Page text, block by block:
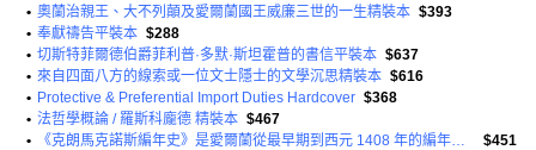
• 奧蘭治親王、大不列顛及愛爾蘭國王威廉三世的一生精裝本 $393
• 奉獻禱告平裝本 $288
• 切斯特菲爾德伯爵菲利普·多默·斯坦霍普的書信平裝本 $637
• 來自四面八方的線索或一位文士隱士的文學沉思精裝本 $616
• Protective & Preferential Import Duties Hardcover $368
• 法哲學概論 / 羅斯科龐德 精裝本 $467
•
$451